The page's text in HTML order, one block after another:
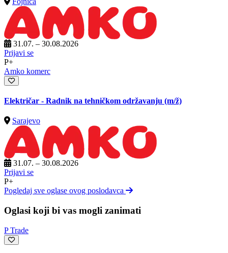
31.07. – 30.08.2026
Prijavi se
P+
Amko komerc
Električar - Radnik na tehničkom održavanju (m/ž)
Sarajevo
31.07. – 30.08.2026
Prijavi se
P+
Pogledaj sve oglase ovog poslodavca
Oglasi koji bi vas mogli zanimati
P Trade